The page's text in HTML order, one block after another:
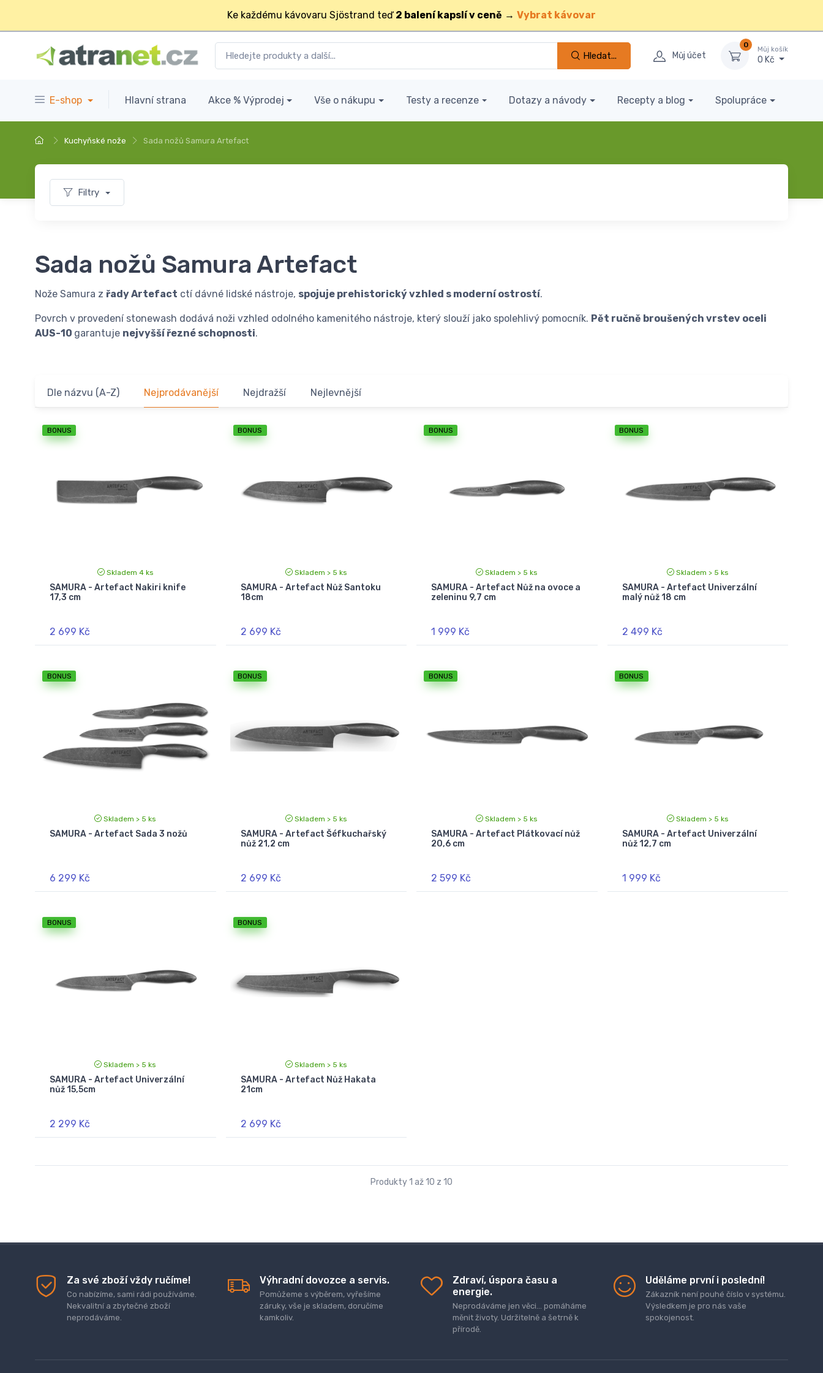
Ke každému kávovaru Sjöstrand teď 2 balení kapslí v ceně → Vybrat kávovar
Hledat... Můj účet
0
Můj košík
0 Kč
E-shop Hlavní strana Akce % Výprodej Vše o nákupu Testy a recenze Dotazy a návody Recepty a blog Spolupráce
Kuchyňské nože Sada nožů Samura Artefact
Filtry
Sada nožů Samura Artefact
Nože Samura z řady Artefact ctí dávné lidské nástroje, spojuje prehistorický vzhled s moderní ostrostí.
Povrch v provedení stonewash dodává noži vzhled odolného kamenitého nástroje, který slouží jako spolehlivý pomocník. Pět ručně broušených vrstev oceli
AUS-10 garantuje nejvyšší řezné schopnosti.
Dle názvu (A-Z) Nejprodávanější Nejdražší Nejlevnější
BONUS
Skladem 4 ks
SAMURA - Artefact Nakiri knife
17,3 cm
2 699 Kč
BONUS
Skladem > 5 ks
SAMURA - Artefact Nůž Santoku
18cm
2 699 Kč
BONUS
Skladem > 5 ks
SAMURA - Artefact Nůž na ovoce a
zeleninu 9,7 cm
1 999 Kč
BONUS
Skladem > 5 ks
SAMURA - Artefact Univerzální
malý nůž 18 cm
2 499 Kč
BONUS
Skladem > 5 ks
SAMURA - Artefact Sada 3 nožů
6 299 Kč
BONUS
Skladem > 5 ks
SAMURA - Artefact Šéfkuchařský
nůž 21,2 cm
2 699 Kč
BONUS
Skladem > 5 ks
SAMURA - Artefact Plátkovací nůž
20,6 cm
2 599 Kč
BONUS
Skladem > 5 ks
SAMURA - Artefact Univerzální
nůž 12,7 cm
1 999 Kč
BONUS
Skladem > 5 ks
SAMURA - Artefact Univerzální
nůž 15,5cm
2 299 Kč
BONUS
Skladem > 5 ks
SAMURA - Artefact Nůž Hakata
21cm
2 699 Kč
Produkty 1 až 10 z 10
Za své zboží vždy ručíme!
Co nabízíme, sami rádi používáme.
Nekvalitní a zbytečné zboží
neprodáváme.
Výhradní dovozce a servis.
Pomůžeme s výběrem, vyřešíme
záruky, vše je skladem, doručíme
kamkoliv.
Zdraví, úspora času a
energie.
Neprodáváme jen věci... pomáháme
měnit životy. Udržitelně a šetrně k
přírodě.
Uděláme první i poslední!
Zákazník není pouhé číslo v systému.
Výsledkem je pro nás vaše
spokojenost.